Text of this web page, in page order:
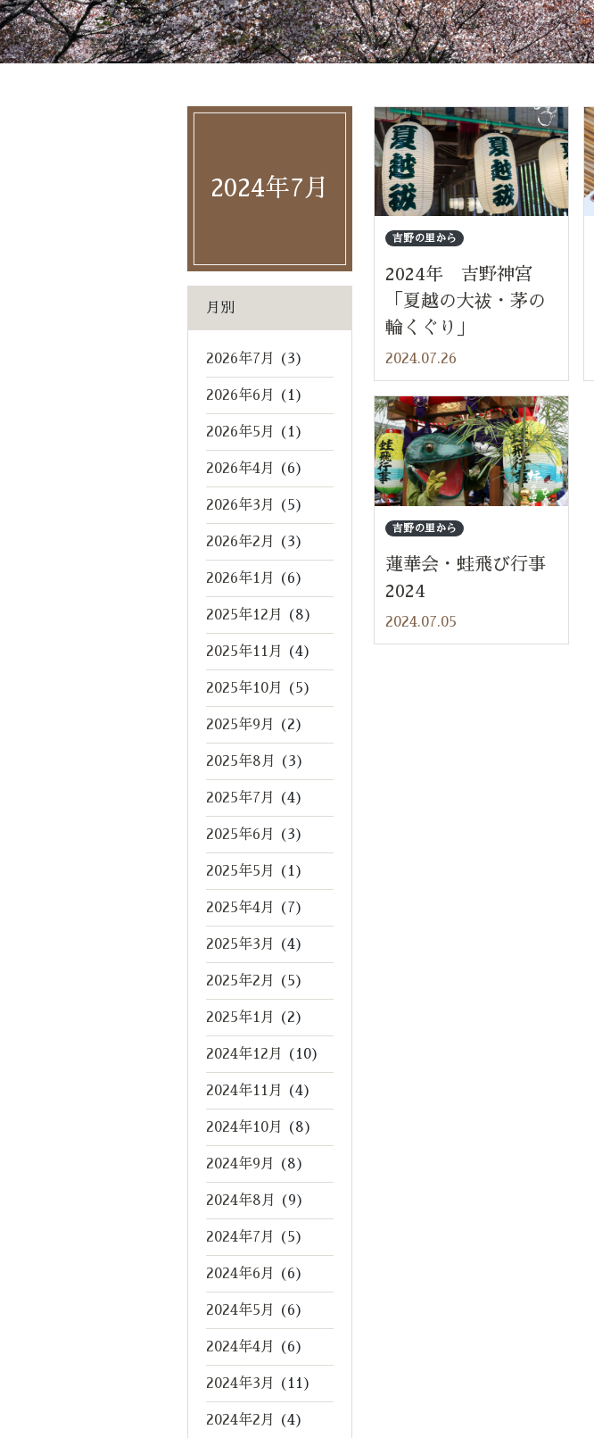
2024年7月
月別
2026年7月 (3)
2026年6月 (1)
2026年5月 (1)
2026年4月 (6)
2026年3月 (5)
2026年2月 (3)
2026年1月 (6)
2025年12月 (8)
2025年11月 (4)
2025年10月 (5)
2025年9月 (2)
2025年8月 (3)
2025年7月 (4)
2025年6月 (3)
2025年5月 (1)
2025年4月 (7)
2025年3月 (4)
2025年2月 (5)
2025年1月 (2)
2024年12月 (10)
2024年11月 (4)
2024年10月 (8)
2024年9月 (8)
2024年8月 (9)
2024年7月 (5)
2024年6月 (6)
2024年5月 (6)
2024年4月 (6)
2024年3月 (11)
2024年2月 (4)
吉野の里から
2024年 吉野神宮
「夏越の大祓・茅の
輪くぐり」
2024.07.26
吉野の里から
蓮華会・蛙飛び行事
2024
2024.07.05